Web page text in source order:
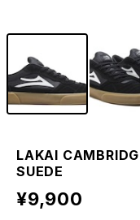
LAKAI
SUEDE
¥9,900